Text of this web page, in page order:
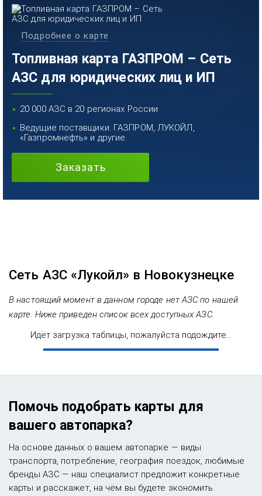
Топливная карта ГАЗПРОМ – Сеть
АЗС для юридических лиц и ИП
20 000 АЗС в 20 регионах России
Ведущие поставщики: ГАЗПРОМ, ЛУКОЙЛ,
«Газпромнефть» и другие.
Заказать
Подробнее о карте
Сеть АЗС «Лукойл» в Новокузнецке
В настоящий момент в данном городе нет АЗС по нашей
карте. Ниже приведен список всех доступных АЗС.
Идёт загрузка таблицы, пожалуйста подождите...
Помочь подобрать карты для
вашего автопарка?
На основе данных о вашем автопарке — виды
транспорта, потребление, география поездок, любимые
бренды АЗС — наш специалист предложит конкретные
карты и расскажет, на чём вы будете экономить.